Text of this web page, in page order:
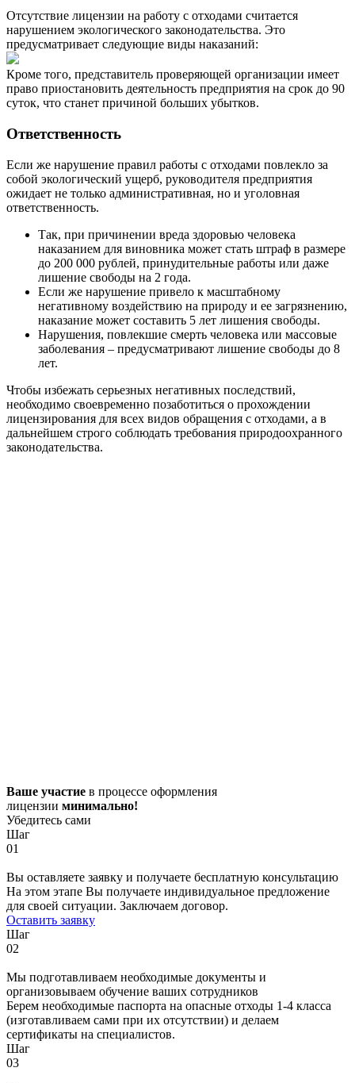
Отсутствие лицензии на работу с отходами считается
нарушением экологического законодательства. Это
предусматривает следующие виды наказаний:
Кроме того, представитель проверяющей организации имеет
право приостановить деятельность предприятия на срок до 90
суток, что станет причиной больших убытков.
Ответственность
Если же нарушение правил работы с отходами повлекло за
собой экологический ущерб, руководителя предприятия
ожидает не только административная, но и уголовная
ответственность.
Так, при причинении вреда здоровью человека
наказанием для виновника может стать штраф в размере
до 200 000 рублей, принудительные работы или даже
лишение свободы на 2 года.
Если же нарушение привело к масштабному
негативному воздействию на природу и ее загрязнению,
наказание может составить 5 лет лишения свободы.
Нарушения, повлекшие смерть человека или массовые
заболевания – предусматривают лишение свободы до 8
лет.
Чтобы избежать серьезных негативных последствий,
необходимо своевременно позаботиться о прохождении
лицензирования для всех видов обращения с отходами, а в
дальнейшем строго соблюдать требования природоохранного
законодательства.
Ваше участие в процессе оформления
лицензии минимально!
Убедитесь сами
Шаг
01
Вы оставляете заявку и получаете бесплатную консультацию
На этом этапе Вы получаете индивидуальное предложение
для своей ситуации. Заключаем договор.
Оставить заявку
Шаг
02
Мы подготавливаем необходимые документы и
организовываем обучение ваших сотрудников
Берем необходимые паспорта на опасные отходы 1-4 класса
(изготавливаем сами при их отсутствии) и делаем
сертификаты на специалистов.
Шаг
03